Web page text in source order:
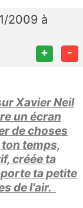
2009 à
+ -
Xavier Neil
un écran
de choses
temps,
créée ta
ta petite
de l'air.